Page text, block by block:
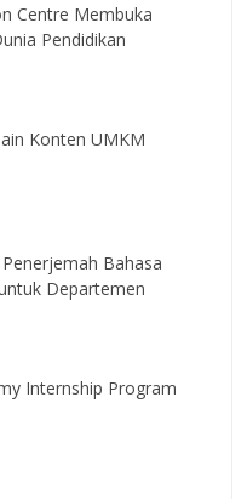
Centre Membuka
Pendidikan
Konten UMKM
Bahasa
Departemen
Internship Program